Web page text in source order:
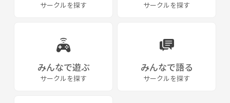
サークルを探す サークルを探す
みんなで遊ぶ
サークルを探す
みんなで語る
サークルを探す